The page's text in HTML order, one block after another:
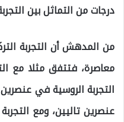
درجات من التماثل بين
من المدهش أن التجربة
معاصرة، فتتفق مثلا مع
التجربة الروسية في
عنصرين تاليين، ومع